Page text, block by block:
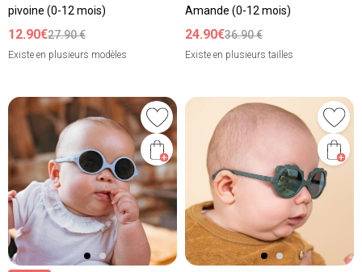
pivoine (0-12 mois)
12.90€27.90 €
Existe en plusieurs modèles
Amande (0-12 mois)
24.90€36.90 €
Existe en plusieurs tailles